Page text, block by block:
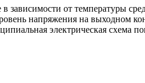
зависимости от температуры
напряжения на выходном
электрическая схема